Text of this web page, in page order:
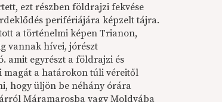
ezt részben földrajzi fekvése
perifériájára képzelt tájra.
a történelmi képen Trianon,
vannak hívei, jórészt
amit egyrészt a földrajzi és
magát a határokon túli véreitől
hogy üljön be néhány órára
Máramarosba vagy Moldvába